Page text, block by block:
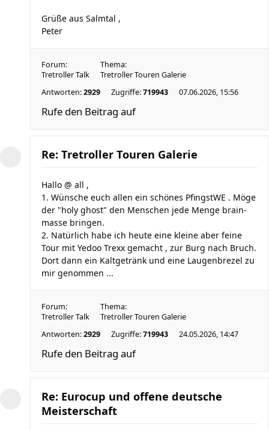
Grüße aus Salmtal ,
Peter
Forum:
Tretroller Talk
Thema:
Tretroller Touren Galerie
Antworten:2929 Zugriffe:719943 07.06.2026, 15:56
Rufe den Beitrag auf
Re: Tretroller Touren Galerie
Hallo @ all ,
1. Wünsche euch allen ein schönes PfingstWE . Möge
der "holy ghost" den Menschen jede Menge brain-
masse bringen.
2. Natürlich habe ich heute eine kleine aber feine
Tour mit Yedoo Trexx gemacht , zur Burg nach Bruch.
Dort dann ein Kaltgetränk und eine Laugenbrezel zu
mir genommen ...
Forum:
Tretroller Talk
Thema:
Tretroller Touren Galerie
Antworten:2929 Zugriffe:719943 24.05.2026, 14:47
Rufe den Beitrag auf
Re: Eurocup und offene deutsche
Meisterschaft